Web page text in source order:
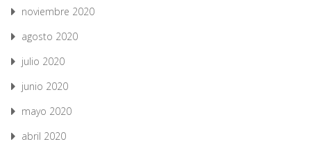
noviembre 2020
agosto 2020
julio 2020
junio 2020
mayo 2020
abril 2020